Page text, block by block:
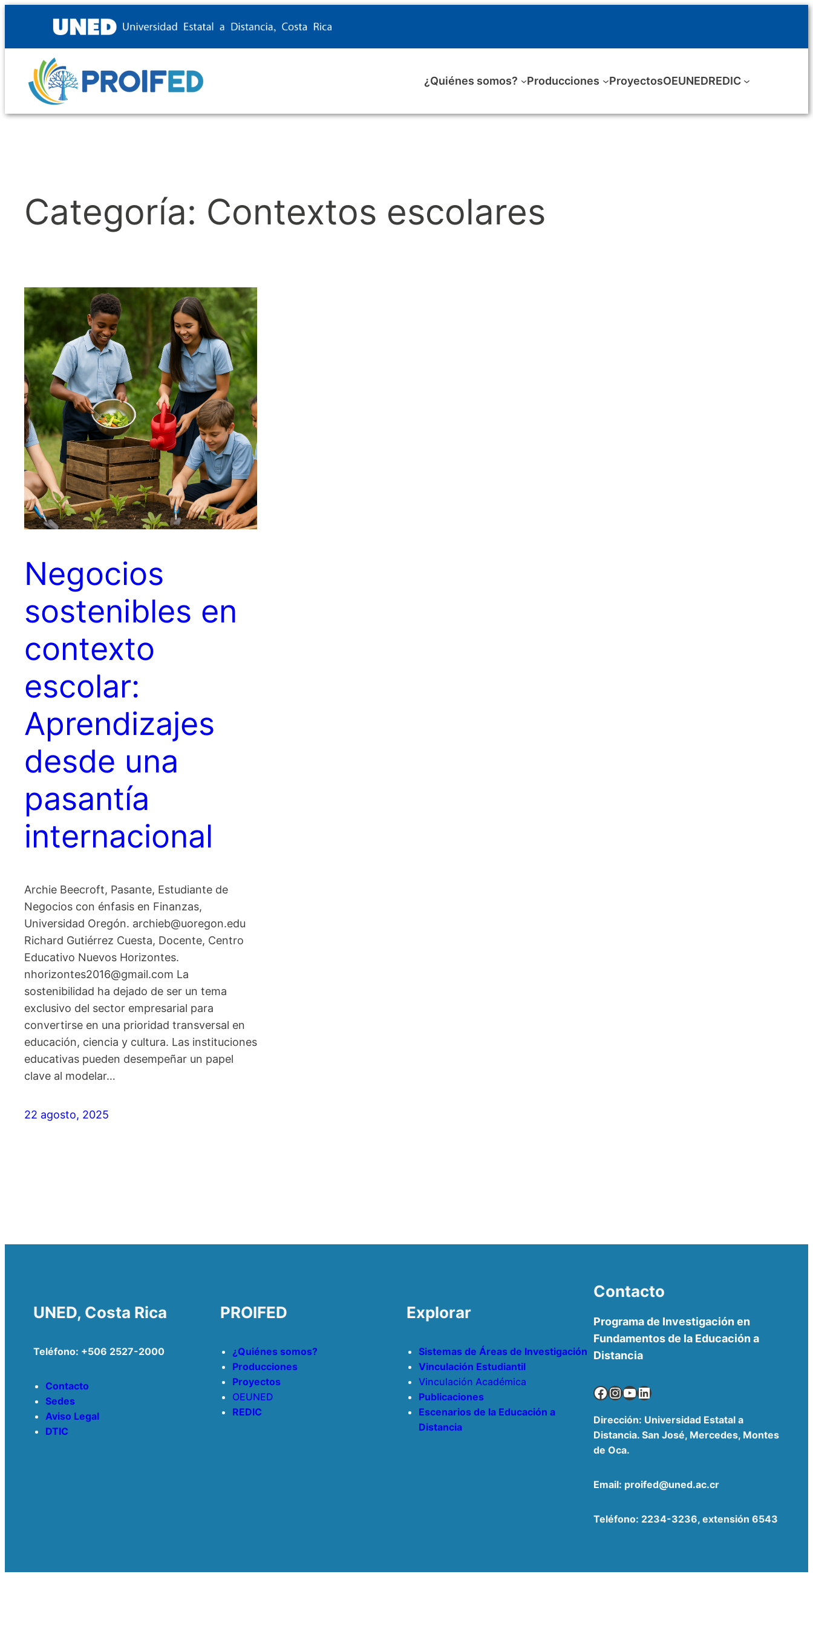
contenido
¿Quiénes somos? Producciones ProyectosOEUNEDREDIC
Categoría: Contextos escolares
Negocios
sostenibles en
contexto
escolar:
Aprendizajes
desde una
pasantía
internacional
Archie Beecroft, Pasante, Estudiante de
Negocios con énfasis en Finanzas,
Universidad Oregón. archieb@uoregon.edu
Richard Gutiérrez Cuesta, Docente, Centro
Educativo Nuevos Horizontes.
nhorizontes2016@gmail.com La
sostenibilidad ha dejado de ser un tema
exclusivo del sector empresarial para
convertirse en una prioridad transversal en
educación, ciencia y cultura. Las instituciones
educativas pueden desempeñar un papel
clave al modelar…
22 agosto, 2025
UNED, Costa Rica
Teléfono: +506 2527-2000
Contacto
Sedes
Aviso Legal
DTIC
PROIFED
¿Quiénes somos?
Producciones
Proyectos
OEUNED
REDIC
Explorar
Sistemas de Áreas de Investigación
Vinculación Estudiantil
Vinculación Académica
Publicaciones
Escenarios de la Educación a
Distancia
Contacto
Programa de Investigación en
Fundamentos de la Educación a
Distancia
Facebook InstagramYouTube LinkedIn
Dirección: Universidad Estatal a
Distancia. San José, Mercedes, Montes
de Oca.
Email: proifed@uned.ac.cr
Teléfono: 2234-3236, extensión 6543